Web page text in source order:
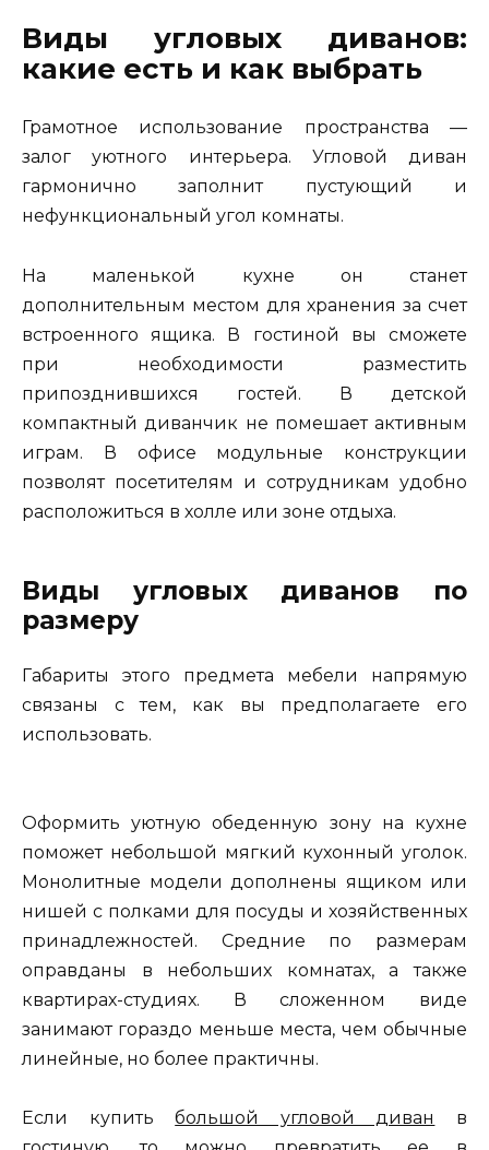
Виды угловых диванов:
какие есть и как выбрать
Грамотное использование пространства —
залог уютного интерьера. Угловой диван
гармонично заполнит пустующий и
нефункциональный угол комнаты.
На маленькой кухне он станет
дополнительным местом для хранения за счет
встроенного ящика. В гостиной вы сможете
при необходимости разместить
припозднившихся гостей. В детской
компактный диванчик не помешает активным
играм. В офисе модульные конструкции
позволят посетителям и сотрудникам удобно
расположиться в холле или зоне отдыха.
Виды угловых диванов по
размеру
Габариты этого предмета мебели напрямую
связаны с тем, как вы предполагаете его
использовать.
Оформить уютную обеденную зону на кухне
поможет небольшой мягкий кухонный уголок.
Монолитные модели дополнены ящиком или
нишей с полками для посуды и хозяйственных
принадлежностей. Средние по размерам
оправданы в небольших комнатах, а также
квартирах-студиях. В сложенном виде
занимают гораздо меньше места, чем обычные
линейные, но более практичны.
Если купитьбольшой угловой диван
в